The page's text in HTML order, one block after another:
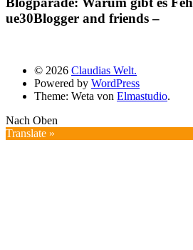
ue30Blogger and friends –
© 2026 Claudias Welt.
Powered by WordPress
Theme: Weta von Elmastudio.
Nach Oben
Translate »